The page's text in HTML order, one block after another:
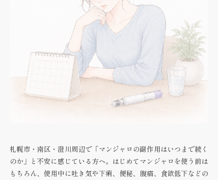
札幌市・南区・澄川周辺で「マンジャロの副作用はいつまで続く
のか」と不安に感じている方へ。はじめてマンジャロを使う前は
もちろん、使用中に吐き気や下痢、便秘、腹痛、食欲低下などの